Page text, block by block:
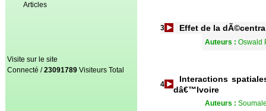
Articles
Visite sur le site
Connecté /23091789Visiteurs Total
3 Effet de la
Auteurs : Oswald
4
Interactions
dâ€™Ivoire
Auteurs :